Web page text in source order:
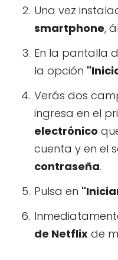
Una vez
smartphone,
En la pantalla
la opción
Verás dos
ingresa en el
electrónico
cuenta y en el
contraseña.
Pulsa en
de Netflix de